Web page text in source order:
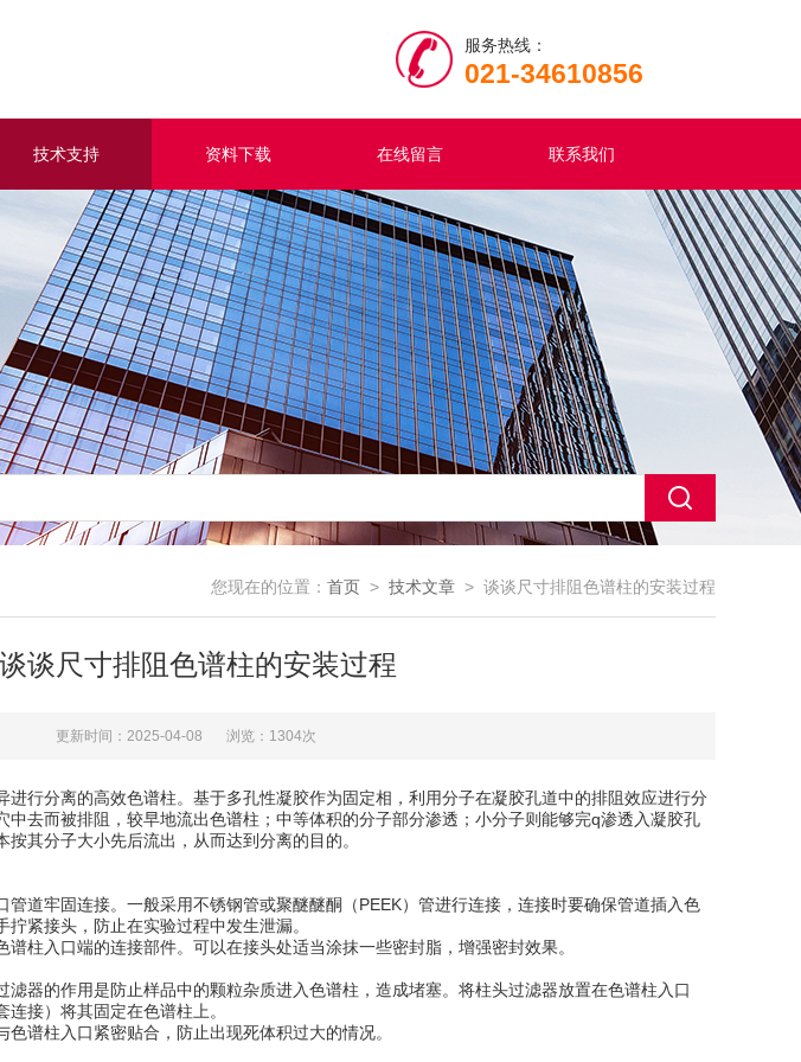
服务热线：
021-34610856
技术支持 资料下载 在线留言 联系我们
您现在的位置： 首页 > 技术文章 > 谈谈尺寸排阻色谱柱的安装过程
谈谈尺寸排阻色谱柱的安装过程
更新时间：2025-04-08 浏览：1304次
进行分离的高效色谱柱。基于多孔性凝胶作为固定相，利用分子在凝胶孔道中的排阻效应进行分
去而被排阻，较早地流出色谱柱；中等体积的分子部分渗透；小分子则能够完q渗透入凝胶孔
其分子大小先后流出，从而达到分离的目的。
牢固连接。一般采用不锈钢管或聚醚醚酮（PEEK）管进行连接，连接时要确保管道插入色
紧接头，防止在实验过程中发生泄漏。
入口端的连接部件。可以在接头处适当涂抹一些密封脂，增强密封效果。
的作用是防止样品中的颗粒杂质进入色谱柱，造成堵塞。将柱头过滤器放置在色谱柱入口
接）将其固定在色谱柱上。
柱入口紧密贴合，防止出现死体积过大的情况。